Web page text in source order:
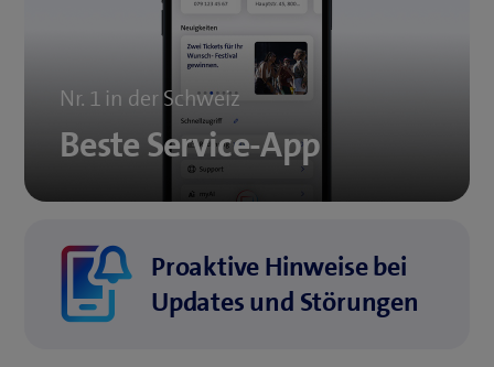
Nr. 1 in der Schweiz
Beste Service-App
Proaktive Hinweise bei
Updates und Störungen